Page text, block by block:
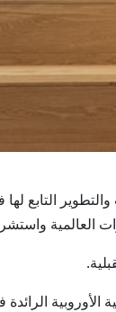
والتطوير
العالمية
الأوروبية